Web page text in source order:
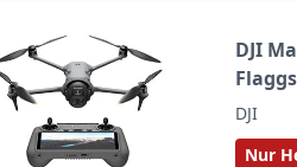
DJI
DJI
Nur